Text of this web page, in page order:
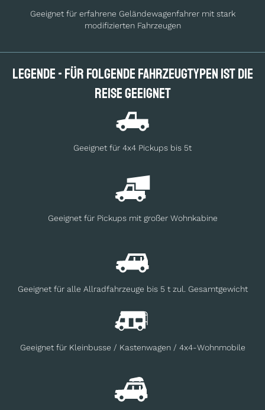
Geeignet für erfahrene Geländewagenfahrer mit stark
modifizierten Fahrzeugen
Legende - Für folgende Fahrzeugtypen ist die
Reise geeignet
Geeignet für 4x4 Pickups bis 5t
Geeignet für Pickups mit großer Wohnkabine
Geeignet für alle Allradfahrzeuge bis 5 t zul. Gesamtgewicht
Geeignet für Kleinbusse / Kastenwagen / 4x4-Wohnmobile